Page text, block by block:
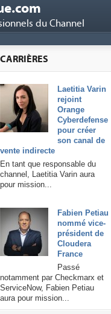
du Channel
CARRIÈRES
Laetitia Varin
rejoint
Orange
Cyberdefense
pour créer
son canal de
vente indirecte
En tant que responsable du
channel, Laetitia Varin aura
pour mission...
Fabien Petiau
nommé vice-
président de
Cloudera
France
Passé
notamment par Checkmarx et
ServiceNow, Fabien Petiau
aura pour mission...